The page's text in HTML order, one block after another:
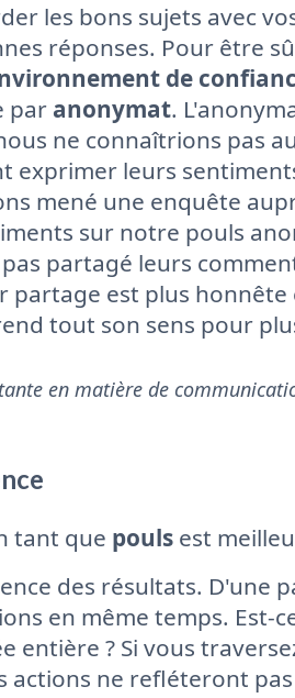
les bons sujets avec
réponses. Pour être
de
par anonymat.
ne connaîtrions pas
exprimer leurs
mené une enquête
sur notre pouls
partagé leurs
partage est plus
tout son sens pour
en matière de
tant que pouls est
des résultats. D'une
en même temps. Est-
entière ? Si vous
actions ne refléteront